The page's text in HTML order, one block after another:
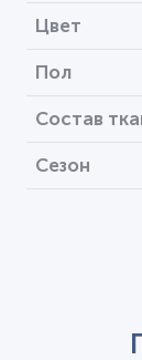
Цвет
Пол
Состав
Сезон